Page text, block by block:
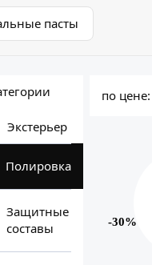
пасты
Экстерьер
Полировка
Защитные
составы
по цене:
-30%